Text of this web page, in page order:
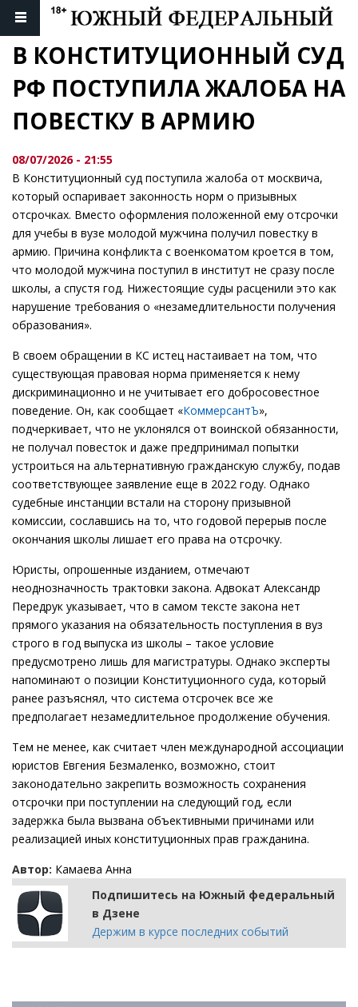
В КОНСТИТУЦИОННЫЙ СУД
РФ ПОСТУПИЛА ЖАЛОБА НА
ПОВЕСТКУ В АРМИЮ
08/07/2026 - 21:55
В Конституционный суд поступила жалоба от москвича,
который оспаривает законность норм о призывных
отсрочках. Вместо оформления положенной ему отсрочки
для учебы в вузе молодой мужчина получил повестку в
армию. Причина конфликта с военкоматом кроется в том,
что молодой мужчина поступил в институт не сразу после
школы, а спустя год. Нижестоящие суды расценили это как
нарушение требования о «незамедлительности получения
образования».
В своем обращении в КС истец настаивает на том, что
существующая правовая норма применяется к нему
дискриминационно и не учитывает его добросовестное
поведение. Он, как сообщает «КоммерсантЪ»,
подчеркивает, что не уклонялся от воинской обязанности,
не получал повесток и даже предпринимал попытки
устроиться на альтернативную гражданскую службу, подав
соответствующее заявление еще в 2022 году. Однако
судебные инстанции встали на сторону призывной
комиссии, сославшись на то, что годовой перерыв после
окончания школы лишает его права на отсрочку.
Юристы, опрошенные изданием, отмечают
неоднозначность трактовки закона. Адвокат Александр
Передрук указывает, что в самом тексте закона нет
прямого указания на обязательность поступления в вуз
строго в год выпуска из школы – такое условие
предусмотрено лишь для магистратуры. Однако эксперты
напоминают о позиции Конституционного суда, который
ранее разъяснял, что система отсрочек все же
предполагает незамедлительное продолжение обучения.
Тем не менее, как считает член международной ассоциации
юристов Евгения Безмаленко, возможно, стоит
законодательно закрепить возможность сохранения
отсрочки при поступлении на следующий год, если
задержка была вызвана объективными причинами или
реализацией иных конституционных прав гражданина.
Автор: Камаева Анна
Подпишитесь на Южный федеральный
в Дзене
Держим в курсе последних событий